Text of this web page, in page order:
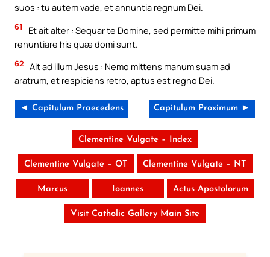
suos : tu autem vade, et annuntia regnum Dei.
61
Et ait alter : Sequar te Domine, sed permitte mihi primum
renuntiare his quæ domi sunt.
62 Ait ad illum Jesus : Nemo mittens manum suam ad
aratrum, et respiciens retro, aptus est regno Dei.
◄ Capitulum Praecedens Capitulum Proximum ►
Clementine Vulgate – Index
Clementine Vulgate – OT Clementine Vulgate – NT
Marcus Ioannes Actus Apostolorum
Visit Catholic Gallery Main Site